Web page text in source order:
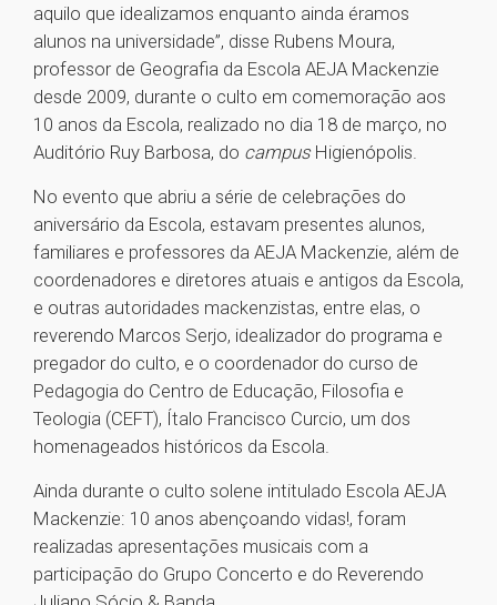
aquilo que idealizamos enquanto ainda éramos
alunos na universidade”, disse Rubens Moura,
professor de Geografia da Escola AEJA Mackenzie
desde 2009, durante o culto em comemoração aos
10 anos da Escola, realizado no dia 18 de março, no
Auditório Ruy Barbosa, do campus Higienópolis.
No evento que abriu a série de celebrações do
aniversário da Escola, estavam presentes alunos,
familiares e professores da AEJA Mackenzie, além de
coordenadores e diretores atuais e antigos da Escola,
e outras autoridades mackenzistas, entre elas, o
reverendo Marcos Serjo, idealizador do programa e
pregador do culto, e o coordenador do curso de
Pedagogia do Centro de Educação, Filosofia e
Teologia (CEFT), Ítalo Francisco Curcio, um dos
homenageados históricos da Escola.
Ainda durante o culto solene intitulado Escola AEJA
Mackenzie: 10 anos abençoando vidas!, foram
realizadas apresentações musicais com a
participação do Grupo Concerto e do Reverendo